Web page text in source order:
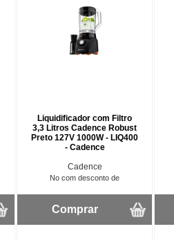
Liquidificador com Filtro
3,3 Litros Cadence Robust
Preto 127V 1000W - LIQ400
- Cadence
Cadence
No com desconto de
Comprar